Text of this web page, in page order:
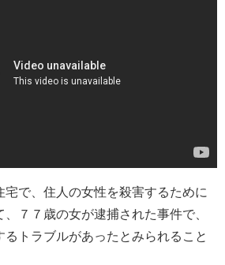
宅で、住人の女性を殺害するために
７７歳の女が逮捕された事件で、
るトラブルがあったとみられること